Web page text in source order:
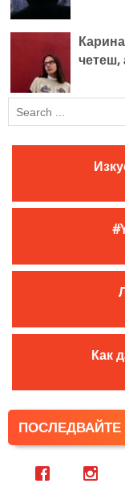
четеш,
Как
ПОСЛЕДВАЙТЕ